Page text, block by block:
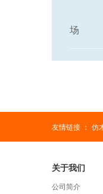
场
友情链接 ： 仿
关于我们
公司简介